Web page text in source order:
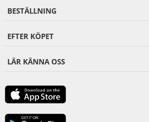
BESTÄLLNING
EFTER KÖPET
LÄR KÄNNA OSS